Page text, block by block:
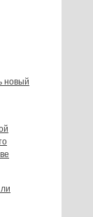
новый